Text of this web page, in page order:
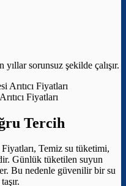
sorunsuz şekilde çalışır.
Fiyatları
Tercih
Fiyatları, Temiz su tüketimi,
Günlük tüketilen suyun
Bu nedenle güvenilir bir su